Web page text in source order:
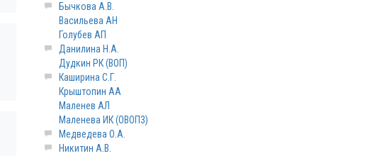
Бычкова А.В.
Васильева АН
Голубев АП
Данилина Н.А.
Дудкин РК (ВОП)
Каширина С.Г.
Крыштопин АА
Маленев АЛ
Маленева ИК (ОВОП3)
Медведева О.А.
Никитин А.В.